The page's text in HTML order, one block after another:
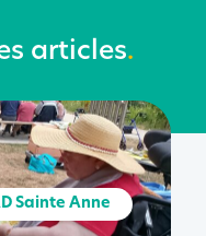
articles.
Sainte Anne